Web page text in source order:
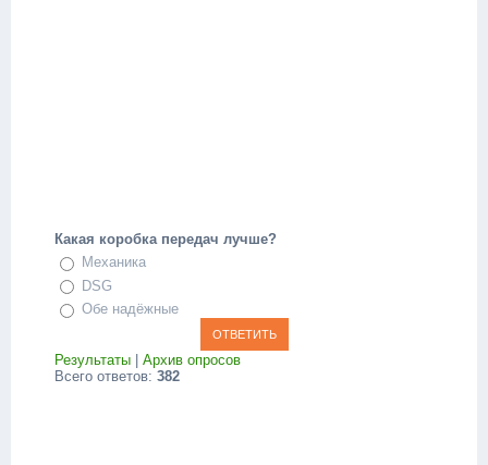
Какая коробка передач лучше?
Механика
DSG
Обе надёжные
Результаты | Архив опросов
Всего ответов: 382